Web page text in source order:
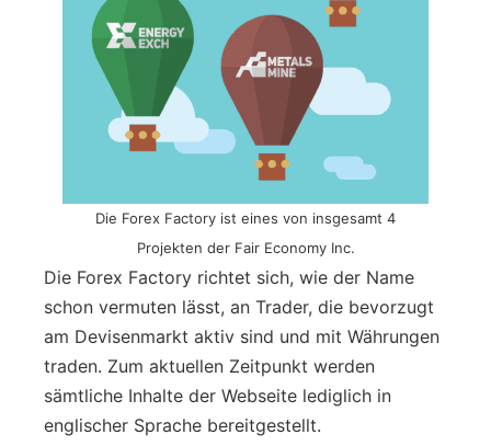
Die Forex Factory ist eines von insgesamt 4
Projekten der Fair Economy Inc.
Die Forex Factory richtet sich, wie der Name
schon vermuten lässt, an Trader, die bevorzugt
am Devisenmarkt aktiv sind und mit Währungen
traden. Zum aktuellen Zeitpunkt werden
sämtliche Inhalte der Webseite lediglich in
englischer Sprache bereitgestellt.